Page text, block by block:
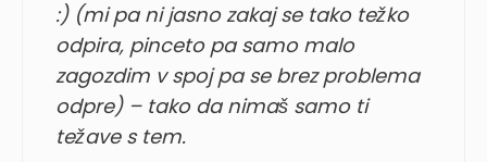
:) (mi pa ni jasno zakaj se tako težko
odpira, pinceto pa samo malo
zagozdim v spoj pa se brez problema
odpre) – tako da nimaš samo ti
težave s tem.